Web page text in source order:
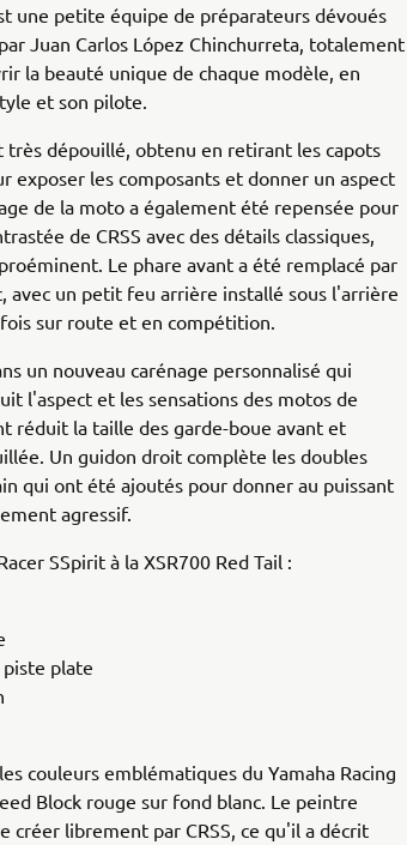
une petite équipe de préparateurs dévoués
Juan Carlos López Chinchurreta, totalement
la beauté unique de chaque modèle, en
et son pilote.
très dépouillé, obtenu en retirant les capots
exposer les composants et donner un aspect
de la moto a également été repensée pour
de CRSS avec des détails classiques,
Le phare avant a été remplacé par
avec un petit feu arrière installé sous l'arrière
sur route et en compétition.
un nouveau carénage personnalisé qui
l'aspect et les sensations des motos de
réduit la taille des garde-boue avant et
Un guidon droit complète les doubles
qui ont été ajoutés pour donner au puissant
agressif.
SSpirit à la XSR700 Red Tail :
plate
couleurs emblématiques du Yamaha Racing
Block rouge sur fond blanc. Le peintre
créer librement par CRSS, ce qu'il a décrit